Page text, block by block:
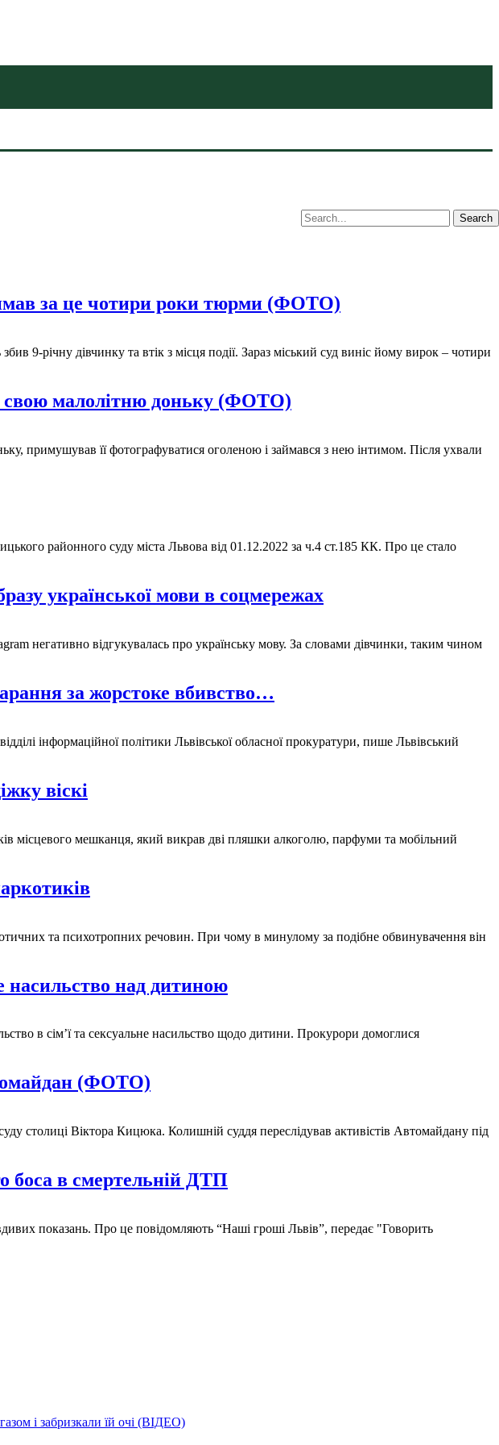
за це чотири роки тюрми (ФОТО)
9-річну дівчинку та втік з місця події. Зараз міський суд виніс йому вирок – чотири
свою малолітню доньку (ФОТО)
примушував її фотографуватися оголеною і займався з нею інтимом. Після ухвали
районного суду міста Львова від 01.12.2022 за ч.4 ст.185 КК. Про це стало
української мови в соцмережах
негативно відгукувалась про українську мову. За словами дівчинки, таким чином
за жорстоке вбивство…
інформаційної політики Львівської обласної прокуратури, пише Львівський
віскі
місцевого мешканця, який викрав дві пляшки алкоголю, парфуми та мобільний
та психотропних речовин. При чому в минулому за подібне обвинувачення він
над дитиною
в сім’ї та сексуальне насильство щодо дитини. Прокурори домоглися
(ФОТО)
столиці Віктора Кицюка. Колишній суддя переслідував активістів Автомайдану під
боса в смертельній ДТП
показань. Про це повідомляють “Наші гроші Львів”, передає "Говорить
і забризкали їй очі (ВІДЕО)